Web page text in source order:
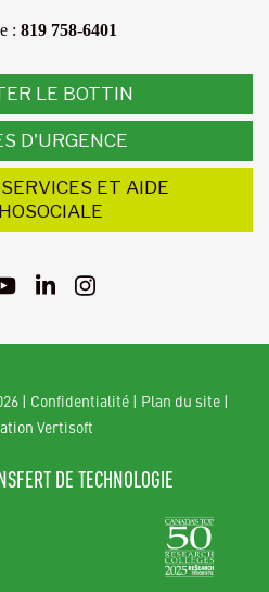
: 819 758-6401
LE BOTTIN
D'URGENCE
ET AIDE
| Confidentialité | Plan du site|
Vertisoft
DE TECHNOLOGIE